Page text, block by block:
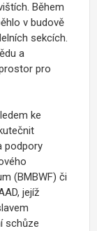
Během
v budově
sekcích.
a
pro
ke
podpory
(BMBWF) či
jejíž
schůze